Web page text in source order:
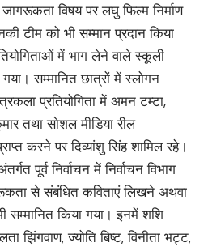
विषय पर लघु फिल्म निर्माण
टीम को भी सम्मान प्रदान किया
में भाग लेने वाले स्कूली
सम्मानित छात्रों में स्लोगन
प्रतियोगिता में अमन टम्टा,
तथा सोशल मीडिया रील
करने पर दिव्यांशु सिंह शामिल रहे।
पूर्व निर्वाचन में निर्वाचन विभाग
से संबंधित कविताएं लिखने अथवा
सम्मानित किया गया। इनमें शशि
झिंगवाण, ज्योति बिष्ट, विनीता भट्ट,